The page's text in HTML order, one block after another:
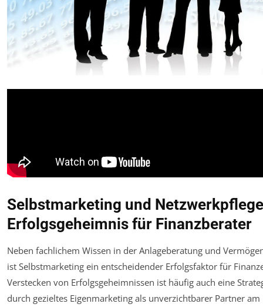
Selbstmarketing und
Erfolgsgeheimnis für Finanzberater
Neben fachlichem Wissen in der Anlageberatung und
ist Selbstmarketing ein entscheidender Erfolgsfaktor für
Verstecken von Erfolgsgeheimnissen ist häufig auch eine
durch gezieltes Eigenmarketing als unverzichtbarer Partner